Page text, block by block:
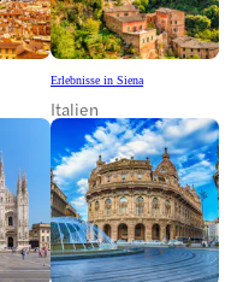
Erlebnisse in Siena
Italien